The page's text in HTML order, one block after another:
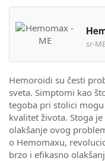
sr-
Hemoroidi su česti
sveta. Simptomi kao
tegoba pri stolici
kvalitet života. Stoga
olakšanje ovog
o Hemomaxu,
brzo i efikasno